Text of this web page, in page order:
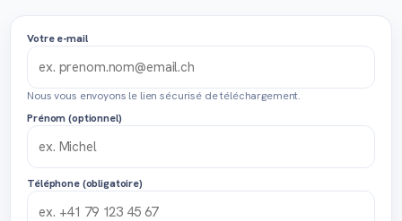
Votre e-mail
Nous vous envoyons le lien sécurisé de téléchargement.
Prénom (optionnel)
Téléphone (obligatoire)